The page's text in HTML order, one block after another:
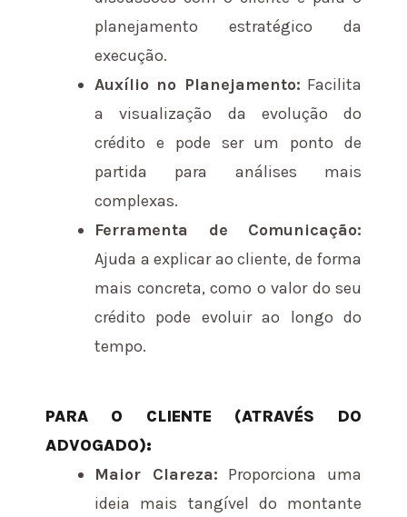
planejamento estratégico da
execução.
Auxílio no Planejamento: Facilita
a visualização da evolução do
crédito e pode ser um ponto de
partida para análises mais
complexas.
Ferramenta de Comunicação:
Ajuda a explicar ao cliente, de forma
mais concreta, como o valor do seu
crédito pode evoluir ao longo do
tempo.
PARA O CLIENTE (ATRAVÉS DO
ADVOGADO):
Maior Clareza: Proporciona uma
ideia mais tangível do montante